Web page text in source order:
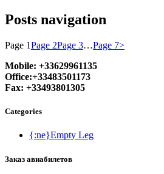
Posts navigation
Page 1Page 2Page 3…Page 7>
Mobile: +33629961135
Office:+33483501173
Fax: +33493801305
Categories
{:ne}Empty Leg
Заказ авиабилетов